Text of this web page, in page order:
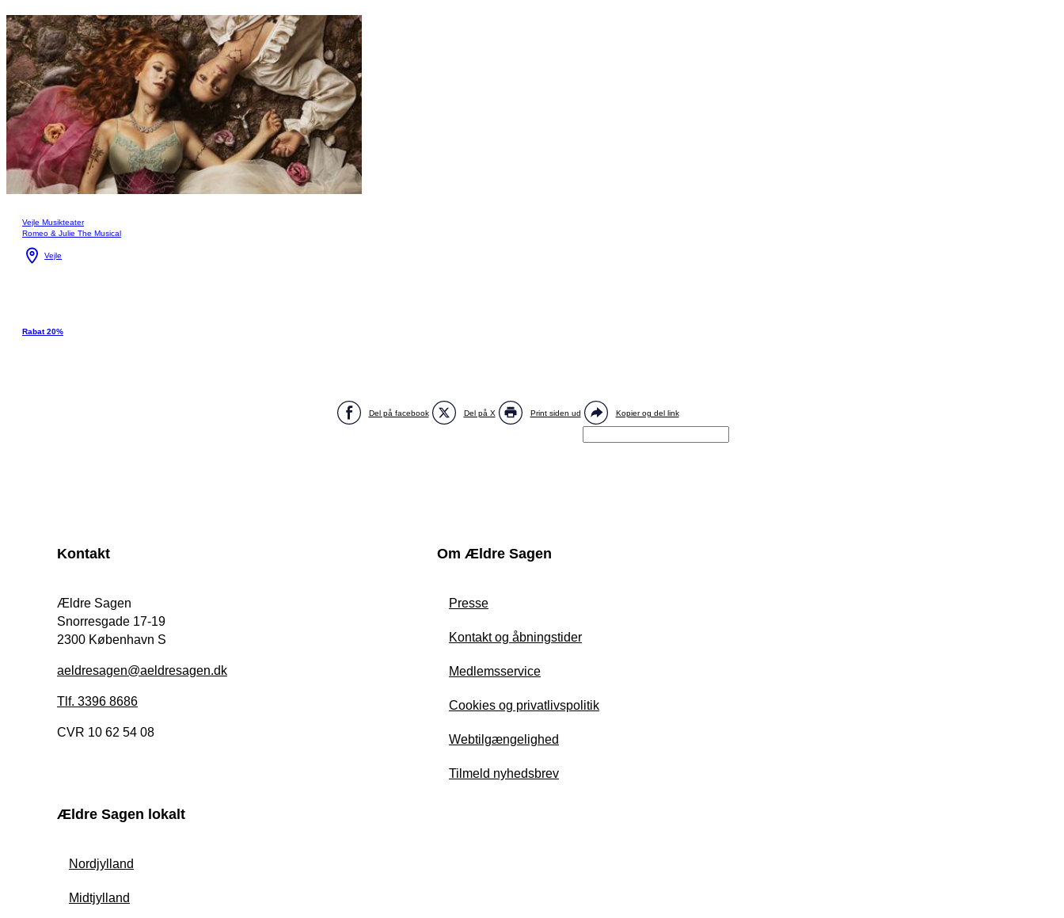
Vejle Musikteater
Romeo & Julie The Musical
Vejle
Rabat 20%
Del på facebook Del på X Print siden ud Kopier og del link
Kontakt
Ældre Sagen
Snorresgade 17-19
2300 København S
aeldresagen@aeldresagen.dk
Tlf. 3396 8686
CVR 10 62 54 08
Om Ældre Sagen
Presse
Kontakt og åbningstider
Medlemsservice
Cookies og privatlivspolitik
Webtilgængelighed
Tilmeld nyhedsbrev
Ældre Sagen lokalt
Nordjylland
Midtjylland